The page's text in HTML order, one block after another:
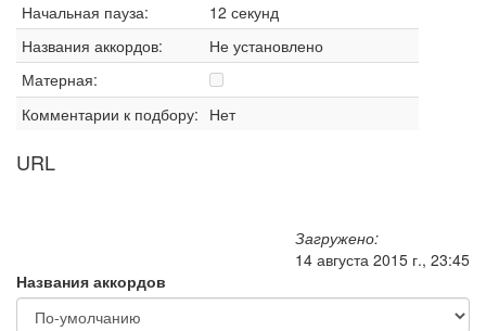
Начальная пауза:
12 секунд
Названия аккордов:
Не установлено
Матерная:
Комментарии к подбору: Нет
URL
Загружено:
14 августа 2015 г., 23:45
Названия аккордов